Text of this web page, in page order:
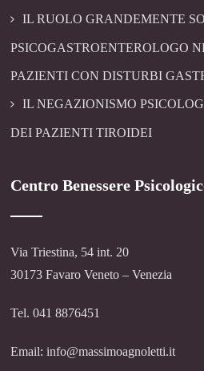
IL RUOLO GRANDEMENTE
PSICOGASTROENTEROLOGO
PAZIENTI CON DISTURBI
IL NEGAZIONISMO
DEI PAZIENTI TIROIDEI
Centro Benessere
Via Triestina, 54 int. 20
30173 Favaro Veneto – Venezia
Tel. 041 8876451
Email: info@massimoagnoletti.it